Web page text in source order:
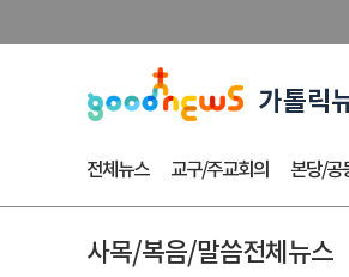
전체뉴스 교구/주교회의 본당/공
사목/복음/말씀전체뉴스